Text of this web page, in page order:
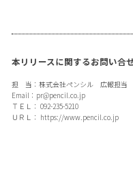
本リリースに関するお問い合
担 当：株式会社ペンシル 広報担当
Email： pr@pencil.co.jp
ＴＥＬ： 092-235-5210
ＵＲＬ： https://www.pencil.co.jp